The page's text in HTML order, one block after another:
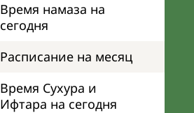
Время намаза на
сегодня
Расписание на месяц
Время Сухура и
Ифтара на сегодня